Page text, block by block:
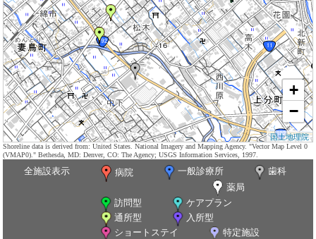
+
−
国土地理院
Shoreline data is derived from: United States. National Imagery and Mapping Agency. "Vector Map Level 0
(VMAP0)." Bethesda, MD: Denver, CO: The Agency; USGS Information Services, 1997.
全施設表示 病院 一般診療所
歯科
薬局
訪問型
ケアプラン
通所型
入所型
ショートステイ
特定施設